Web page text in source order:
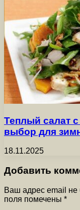
Теплый салат
выбор для
18.11.2025
Добавить
Ваш адрес email не
поля помечены *